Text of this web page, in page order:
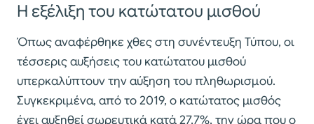
Η εξέλιξη του κατώτατου μισθού
Όπως αναφέρθηκε χθες στη συνέντευξη Τύπου, οι
τέσσερις αυξήσεις του κατώτατου μισθού
υπερκαλύπτουν την αύξηση του πληθωρισμού.
Συγκεκριμένα, από το 2019, ο κατώτατος μισθός
έχει αυξηθεί σωρευτικά κατά 27,7%, την ώρα που ο